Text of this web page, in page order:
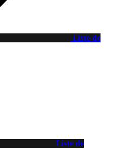
Liste de
Liste de